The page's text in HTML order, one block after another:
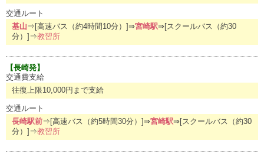
交通ルート
基山⇒[高速バス（約4時間10分）]⇒宮崎駅⇒[スクールバス（約30
分）]⇒教習所
【長崎発】
交通費支給
往復上限10,000円まで支給
交通ルート
長崎駅前⇒[高速バス（約5時間30分）]⇒宮崎駅⇒[スクールバス（約30
分）]⇒教習所